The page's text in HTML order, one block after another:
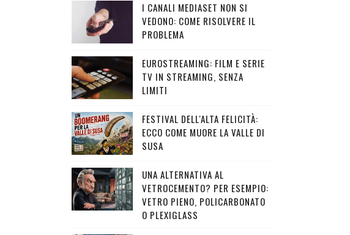
I CANALI MEDIASET NON SI
VEDONO: COME RISOLVERE IL
PROBLEMA
EUROSTREAMING: FILM E SERIE
TV IN STREAMING, SENZA
LIMITI
FESTIVAL DELL'ALTA FELICITÀ:
ECCO COME MUORE LA VALLE DI
SUSA
UNA ALTERNATIVA AL
VETROCEMENTO? PER ESEMPIO:
VETRO PIENO, POLICARBONATO
O PLEXIGLASS